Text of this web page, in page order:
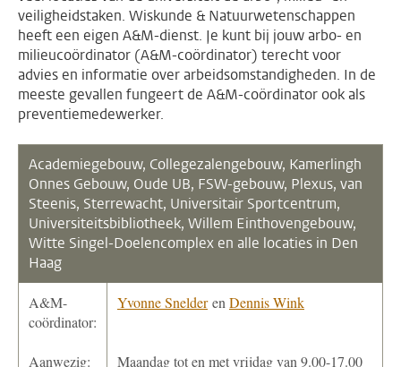
veiligheidstaken. Wiskunde & Natuurwetenschappen
heeft een eigen A&M-dienst. Je kunt bij jouw arbo- en
milieucoördinator (A&M-coördinator) terecht voor
advies en informatie over arbeidsomstandigheden. In de
meeste gevallen fungeert de A&M-coördinator ook als
preventiemedewerker.
Academiegebouw, Collegezalengebouw, Kamerlingh
Onnes Gebouw, Oude UB, FSW-gebouw, Plexus, van
Steenis, Sterrewacht, Universitair Sportcentrum,
Universiteitsbibliotheek, Willem Einthovengebouw,
Witte Singel-Doelencomplex en alle locaties in Den
Haag
A&M-
coördinator:
Yvonne Snelderen Dennis Wink
Aanwezig:
Maandag tot en met vrijdag van 9.00-17.00